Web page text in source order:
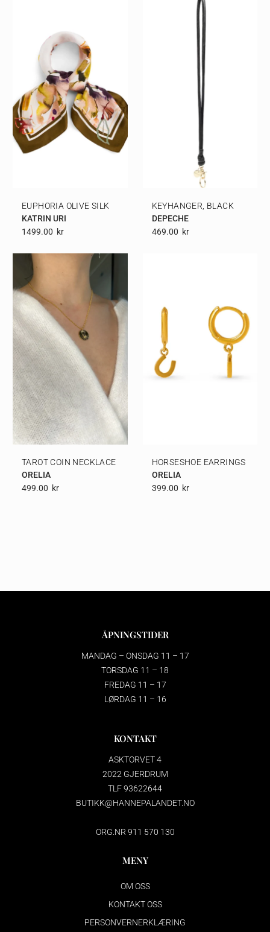
EUPHORIA OLIVE SILK
KATRIN URI
1499.00 Kr
KEYHANGER, BLACK
DEPECHE
469.00 Kr
TAROT COIN NECKLACE
ORELIA
499.00 Kr
HORSESHOE EARRINGS
ORELIA
399.00 Kr
ÅPNINGSTIDER
MANDAG – ONSDAG 11 – 17
TORSDAG 11 – 18
FREDAG 11 – 17
LØRDAG 11 – 16
KONTAKT
ASKTORVET 4
2022 GJERDRUM
TLF 93622644
BUTIKK@HANNEPALANDET.NO
ORG.NR 911 570 130
MENY
OM OSS
KONTAKT OSS
PERSONVERNERKLÆRING